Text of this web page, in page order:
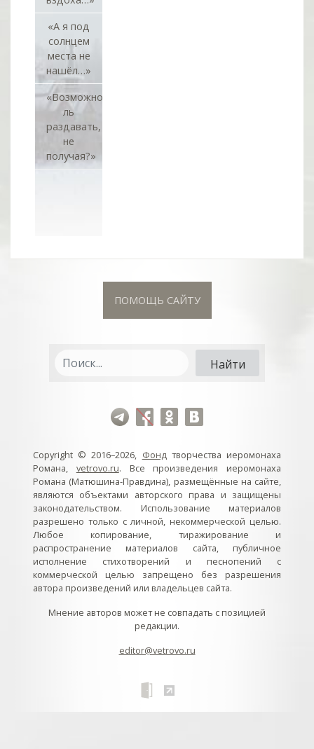
«А я под
солнцем
места не
нашёл…»
«Возможно
ль
раздавать,
не
получая?»
ПОМОЩЬ САЙТУ
Copyright © 2016–2026, Фондтворчества иеромонаха
Романа, vetrovo.ru. Все произведения иеромонаха
Романа (Матюшина-Правдина), размещённые на сайте,
являются объектами авторского права и защищены
законодательством. Использование материалов
разрешено только с личной, некоммерческой целью.
Любое копирование, тиражирование и
распространение материалов сайта, публичное
исполнение стихотворений и песнопений с
коммерческой целью запрещено без разрешения
автора произведений или владельцев сайта.
Мнение авторов может не совпадать с позицией
редакции.
editor@vetrovo.ru